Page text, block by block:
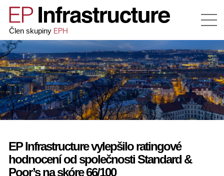
Člen skupiny EPH
EP Infrastructure vylepšilo ratingové
hodnocení od společnosti Standard &
Poor’s na skóre 66/100